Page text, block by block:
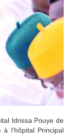
Idrissa Pouye de
l’hôpital Principal